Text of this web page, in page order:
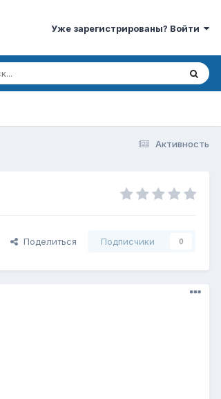
Уже зарегистрированы? Войти
Активность
Поделиться Подписчики 0